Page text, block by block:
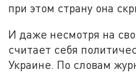
при этом страну она
И даже несмотря на
считает себя
Украине. По словам